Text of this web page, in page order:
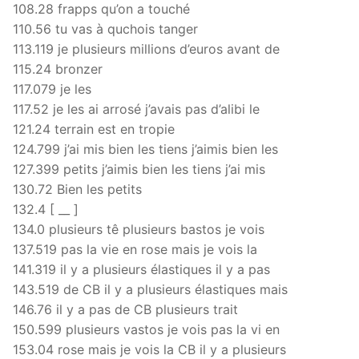
108.28 frapps qu’on a touché
110.56 tu vas à quchois tanger
113.119 je plusieurs millions d’euros avant de
115.24 bronzer
117.079 je les
117.52 je les ai arrosé j’avais pas d’alibi le
121.24 terrain est en tropie
124.799 j’ai mis bien les tiens j’aimis bien les
127.399 petits j’aimis bien les tiens j’ai mis
130.72 Bien les petits
132.4 [ __ ]
134.0 plusieurs tê plusieurs bastos je vois
137.519 pas la vie en rose mais je vois la
141.319 il y a plusieurs élastiques il y a pas
143.519 de CB il y a plusieurs élastiques mais
146.76 il y a pas de CB plusieurs trait
150.599 plusieurs vastos je vois pas la vi en
153.04 rose mais je vois la CB il y a plusieurs